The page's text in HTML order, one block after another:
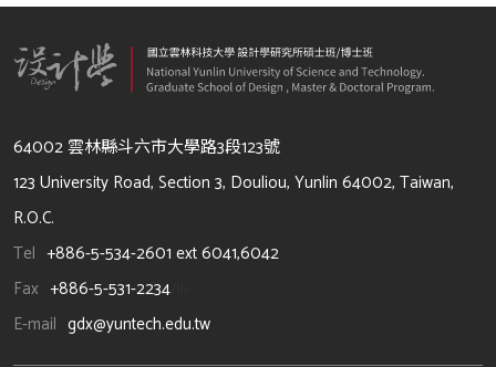
64002 雲林縣斗六市大學路3段123號
123 University Road, Section 3, Douliou, Yunlin 64002, Taiwan,
R.O.C.
Tel +886-5-534-2601 ext 6041,6042
Fax +886-5-531-2234
E-mail gdx@yuntech.edu.tw